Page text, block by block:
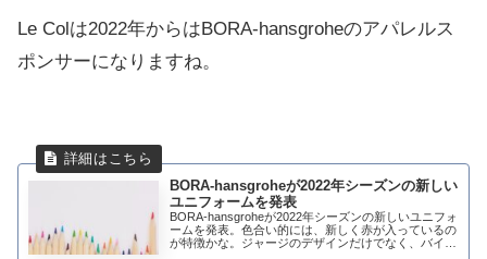
Le Colは2022年からはBORA-hansgroheのアパレルス
ポンサーになりますね。
BORA-hansgroheが2022年シーズンの新しい
ユニフォームを発表
BORA-hansgroheが2022年シーズンの新しいユニフォ
ームを発表。色合い的には、新しく赤が入っているの
が特徴かな。ジャージのデザインだけでなく、バイク